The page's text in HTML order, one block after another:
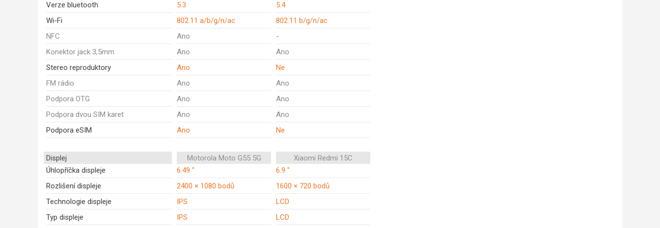
Verze bluetooth
5.3
5.4
Wi-Fi
802.11 a/b/g/n/ac
802.11 b/g/n/ac
NFC
Ano
-
Konektor jack 3,5mm
Ano
Ano
Stereo reproduktory
Ano
Ne
FM rádio
Ano
Ano
Podpora OTG
Ano
Ano
Podpora dvou SIM karet
Ano
Ano
Podpora eSIM
Ano Ne
Displej Motorola Moto G55 5G
Xiaomi Redmi 15C
Úhlopříčka displeje
6.49 "
6.9 "
Rozlišení displeje
2400 × 1080 bodů
1600 × 720 bodů
Technologie displeje
IPS
LCD
Typ displeje
IPS
LCD